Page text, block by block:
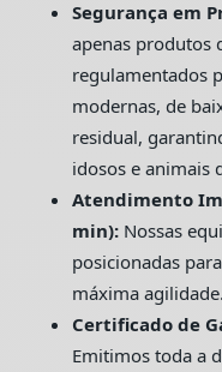
Segurança em
apenas produtos
regulamentados
modernas, de
residual,
idosos e animais
Atendimento
min):Nossas
posicionadas
máxima agilidade.
Certificado de
Emitimos toda a